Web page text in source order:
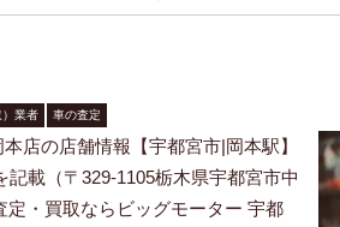
）業者 車の査定
店の店舗情報【宇都宮市|岡本駅】
載（〒329-1105栃木県宇都宮市中
定・買取ならビッグモーター 宇都